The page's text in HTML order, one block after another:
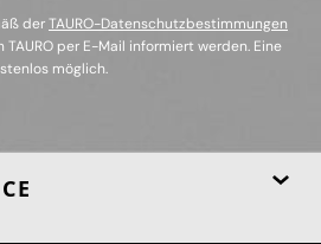
derTAURO-Datenschutzbestimmungen
per E-Mail informiert werden. Eine
möglich.